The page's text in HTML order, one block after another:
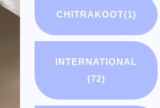
CHITRAKOOT(1)
INTERNATIONAL
(72)